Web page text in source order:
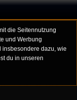
die Seitennutzung
und Werbung
insbesondere dazu, wie
du in unseren